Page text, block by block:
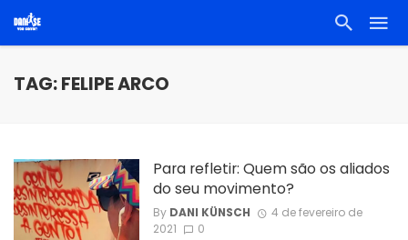
TAG: FELIPE ARCO
Para refletir: Quem são os aliados
do seu movimento?
By DANI KÜNSCH
4 de fevereiro de
2021
0